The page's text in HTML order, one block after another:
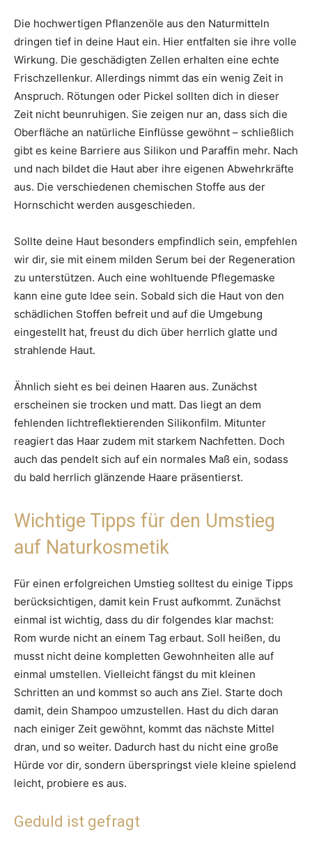
Die hochwertigen Pflanzenöle aus den Naturmitteln
dringen tief in deine Haut ein. Hier entfalten sie ihre volle
Wirkung. Die geschädigten Zellen erhalten eine echte
Frischzellenkur. Allerdings nimmt das ein wenig Zeit in
Anspruch. Rötungen oder Pickel sollten dich in dieser
Zeit nicht beunruhigen. Sie zeigen nur an, dass sich die
Oberfläche an natürliche Einflüsse gewöhnt – schließlich
gibt es keine Barriere aus Silikon und Paraffin mehr. Nach
und nach bildet die Haut aber ihre eigenen Abwehrkräfte
aus. Die verschiedenen chemischen Stoffe aus der
Hornschicht werden ausgeschieden.
Sollte deine Haut besonders empfindlich sein, empfehlen
wir dir, sie mit einem milden Serum bei der Regeneration
zu unterstützen. Auch eine wohltuende Pflegemaske
kann eine gute Idee sein. Sobald sich die Haut von den
schädlichen Stoffen befreit und auf die Umgebung
eingestellt hat, freust du dich über herrlich glatte und
strahlende Haut.
Ähnlich sieht es bei deinen Haaren aus. Zunächst
erscheinen sie trocken und matt. Das liegt an dem
fehlenden lichtreflektierenden Silikonfilm. Mitunter
reagiert das Haar zudem mit starkem Nachfetten. Doch
auch das pendelt sich auf ein normales Maß ein, sodass
du bald herrlich glänzende Haare präsentierst.
Wichtige Tipps für den Umstieg
auf Naturkosmetik
Für einen erfolgreichen Umstieg solltest du einige Tipps
berücksichtigen, damit kein Frust aufkommt. Zunächst
einmal ist wichtig, dass du dir folgendes klar machst:
Rom wurde nicht an einem Tag erbaut. Soll heißen, du
musst nicht deine kompletten Gewohnheiten alle auf
einmal umstellen. Vielleicht fängst du mit kleinen
Schritten an und kommst so auch ans Ziel. Starte doch
damit, dein Shampoo umzustellen. Hast du dich daran
nach einiger Zeit gewöhnt, kommt das nächste Mittel
dran, und so weiter. Dadurch hast du nicht eine große
Hürde vor dir, sondern überspringst viele kleine spielend
leicht, probiere es aus.
Geduld ist gefragt